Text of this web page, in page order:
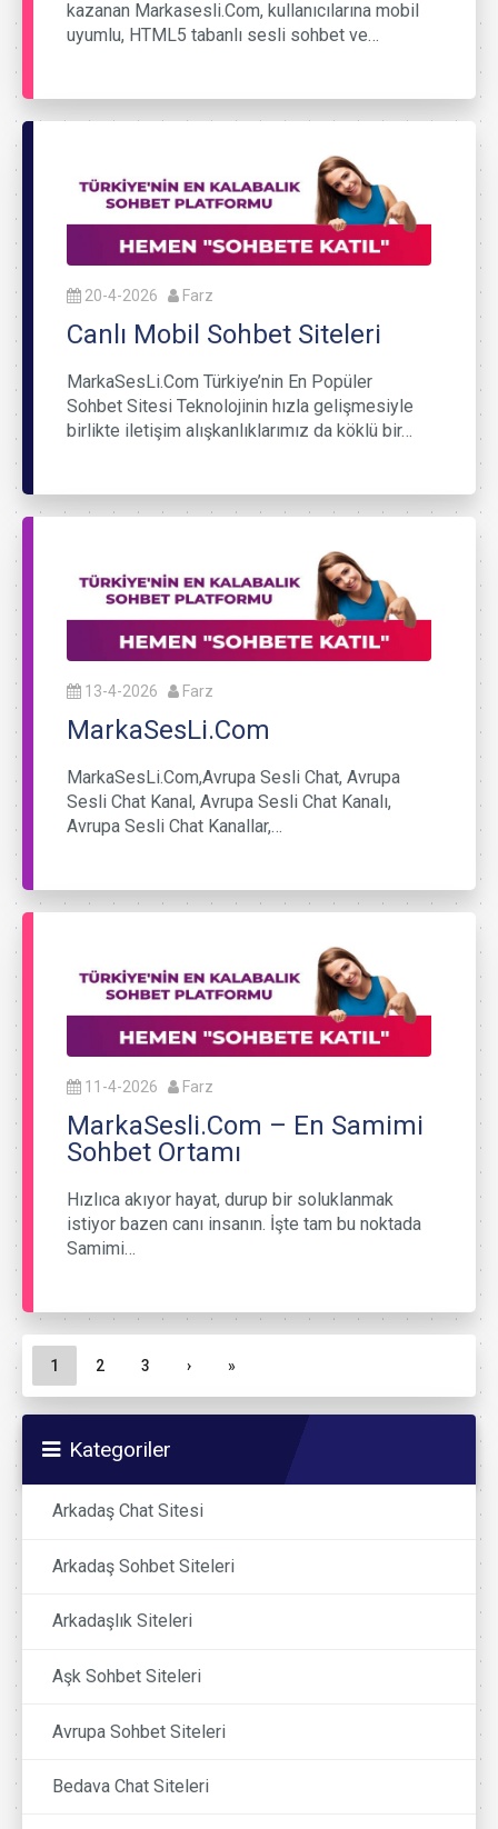
kazanan Markasesli.Com, kullanıcılarına mobil
uyumlu, HTML5 tabanlı sesli sohbet ve…
20-4-2026 Farz
Canlı Mobil Sohbet Siteleri
MarkaSesLi.Com Türkiye’nin En Popüler
Sohbet Sitesi Teknolojinin hızla gelişmesiyle
birlikte iletişim alışkanlıklarımız da köklü bir…
13-4-2026 Farz
MarkaSesLi.Com
MarkaSesLi.Com,Avrupa Sesli Chat, Avrupa
Sesli Chat Kanal, Avrupa Sesli Chat Kanalı,
Avrupa Sesli Chat Kanallar,…
11-4-2026 Farz
MarkaSesli.Com – En Samimi
Sohbet Ortamı
Hızlıca akıyor hayat, durup bir soluklanmak
istiyor bazen canı insanın. İşte tam bu noktada
Samimi…
Sayfa gezinme
Geçerli Sayfa
1 Sayfa
2 Sayfa
3 › »
Kategoriler
Arkadaş Chat Sitesi
Arkadaş Sohbet Siteleri
Arkadaşlık Siteleri
Aşk Sohbet Siteleri
Avrupa Sohbet Siteleri
Bedava Chat Siteleri